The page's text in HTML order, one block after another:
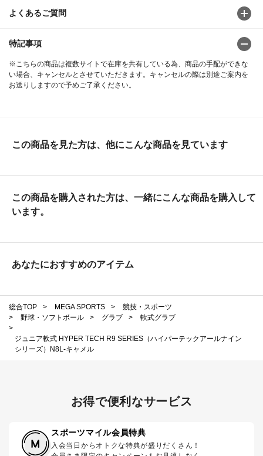
よくあるご質問
特記事項
※こちらの商品は複数サイトで在庫を共有している為、商品の手配ができな
い場合、キャンセルとさせていただきます。キャンセルの際は別途ご案内を
お送りしますので予めご了承ください。
この商品を見た方は、他にこんな商品を見ています
この商品を購入された方は、一緒にこんな商品を購入して
います。
あなたにおすすめのアイテム
総合TOP > MEGA SPORTS >
競技・スポーツ
>
野球・ソフトボール > グラブ >
軟式グラブ
>
ジュニア軟式 HYPER TECH R9 SERIES（ハイパーテックアールナイン
シリーズ）N8L-キャメル
お得で便利なサービス
スポーツマイル会員特典
入会当日からオトクな特典が盛りだくさん！